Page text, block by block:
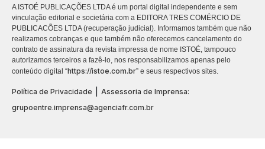
A ISTOÉ PUBLICAÇÕES LTDA é um portal digital independente e sem
vinculação editorial e societária com a EDITORA TRES COMÉRCIO DE
PUBLICACÕES LTDA (recuperação judicial). Informamos também que não
realizamos cobranças e que também não oferecemos cancelamento do
contrato de assinatura da revista impressa de nome ISTOÉ, tampouco
autorizamos terceiros a fazê-lo, nos responsabilizamos apenas pelo
conteúdo digital “https://istoe.com.br” e seus respectivos sites.
Política de Privacidade
Assessoria de Imprensa:
grupoentre.imprensa@agenciafr.com.br